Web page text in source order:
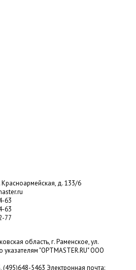
Красноармейская, д. 133/6
63
63
77
область, г. Раменское, ул.
"OPTMASTER.RU" ООО
5463 Электронная почта: